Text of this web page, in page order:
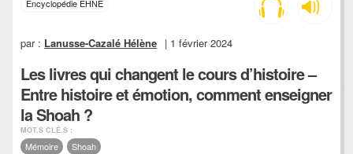
Encyclopédie EHNE
par : Lanusse-Cazalé Hélène | 1 février 2024
Les livres qui changent le cours d’histoire –
Entre histoire et émotion, comment enseigner
la Shoah ?
MOT.S CLÉ.S :
Mémoire Shoah